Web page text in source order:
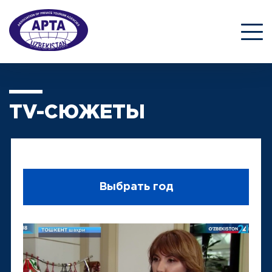
TV-СЮЖЕТЫ
Выбрать год